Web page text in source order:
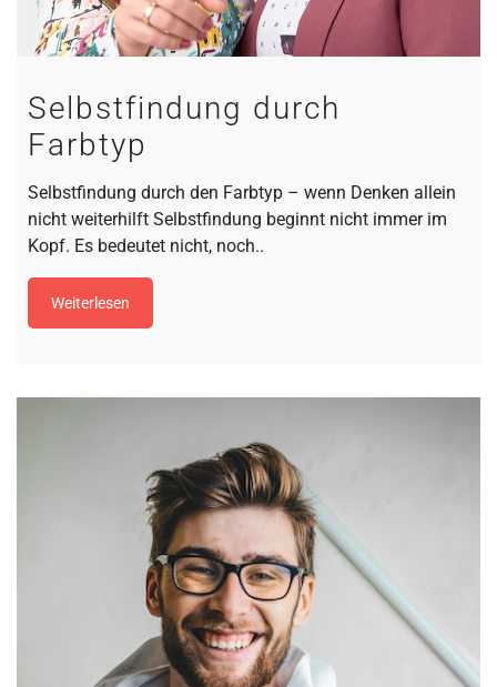
Selbstfindung durch
Farbtyp
Selbstfindung durch den Farbtyp – wenn Denken allein
nicht weiterhilft Selbstfindung beginnt nicht immer im
Kopf. Es bedeutet nicht, noch..
Weiterlesen